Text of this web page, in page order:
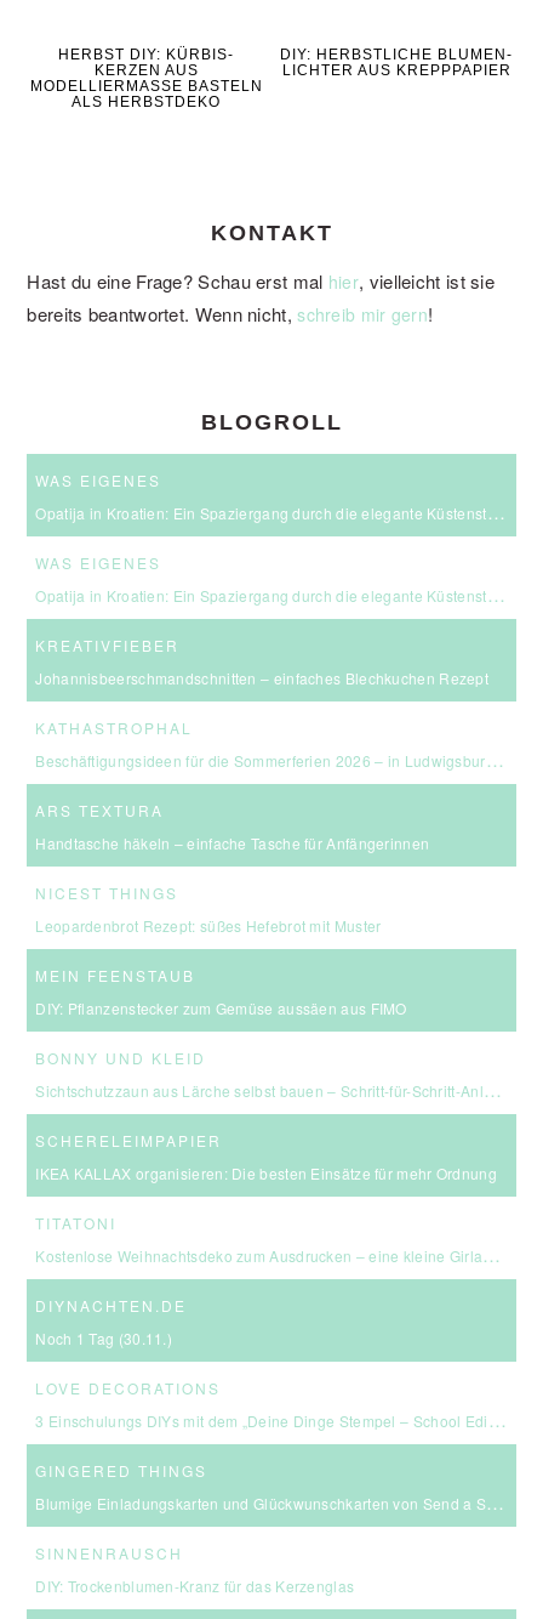
HERBST DIY: KÜRBIS-
KERZEN AUS
MODELLIERMASSE BASTELN
ALS HERBSTDEKO
DIY: HERBSTLICHE BLUMEN-
LICHTER AUS KREPPPAPIER
KONTAKT
Hast du eine Frage? Schau erst mal hier, vielleicht ist sie
bereits beantwortet. Wenn nicht,schreib mir gern!
BLOGROLL
WAS EIGENES
Opatija in Kroatien: Ein Spaziergang durch die elegante Küstenstadt an der Kvarner Bucht
WAS EIGENES
Opatija in Kroatien: Ein Spaziergang durch die elegante Küstenstadt an der Kvarner Bucht
KREATIVFIEBER
Johannisbeerschmandschnitten – einfaches Blechkuchen Rezept
KATHASTROPHAL
Beschäftigungsideen für die Sommerferien 2026 – in Ludwigsburg, Stuttgart & Umgebung
ARS TEXTURA
Handtasche häkeln – einfache Tasche für Anfängerinnen
NICEST THINGS
Leopardenbrot Rezept: süßes Hefebrot mit Muster
MEIN FEENSTAUB
DIY: Pflanzenstecker zum Gemüse aussäen aus FIMO
BONNY UND KLEID
Sichtschutzzaun aus Lärche selbst bauen – Schritt-für-Schritt-Anleitung & Kosten
SCHERELEIMPAPIER
IKEA KALLAX organisieren: Die besten Einsätze für mehr Ordnung
TITATONI
Kostenlose Weihnachtsdeko zum Ausdrucken – eine kleine Girlande für euer Zuhause ☆
DIYNACHTEN.DE
Noch 1 Tag (30.11.)
LOVE DECORATIONS
3 Einschulungs DIYs mit dem „Deine Dinge Stempel – School Edition“ #BackToSchool + Gewinnspiel
GINGERED THINGS
Blumige Einladungskarten und Glückwunschkarten von Send a Smile
SINNENRAUSCH
DIY: Trockenblumen-Kranz für das Kerzenglas